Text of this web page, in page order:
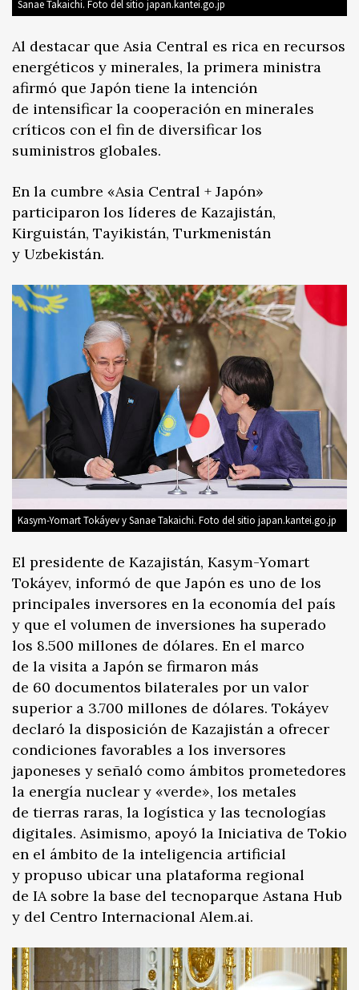
Sanae Takaichi. Foto del sitio japan.kantei.go.jp
Al destacar que Asia Central es rica en recursos
energéticos y minerales, la primera ministra
afirmó que Japón tiene la intención
de intensificar la cooperación en minerales
críticos con el fin de diversificar los
suministros globales.
En la cumbre «Asia Central + Japón»
participaron los líderes de Kazajistán,
Kirguistán, Tayikistán, Turkmenistán
y Uzbekistán.
Kasym-Yomart Tokáyev y Sanae Takaichi. Foto del sitio japan.kantei.go.jp
El presidente de Kazajistán, Kasym-Yomart
Tokáyev, informó de que Japón es uno de los
principales inversores en la economía del país
y que el volumen de inversiones ha superado
los 8.500 millones de dólares. En el marco
de la visita a Japón se firmaron más
de 60 documentos bilaterales por un valor
superior a 3.700 millones de dólares. Tokáyev
declaró la disposición de Kazajistán a ofrecer
condiciones favorables a los inversores
japoneses y señaló como ámbitos prometedores
la energía nuclear y «verde», los metales
de tierras raras, la logística y las tecnologías
digitales. Asimismo, apoyó la Iniciativa de Tokio
en el ámbito de la inteligencia artificial
y propuso ubicar una plataforma regional
de IA sobre la base del tecnoparque Astana Hub
y del Centro Internacional Alem.ai.